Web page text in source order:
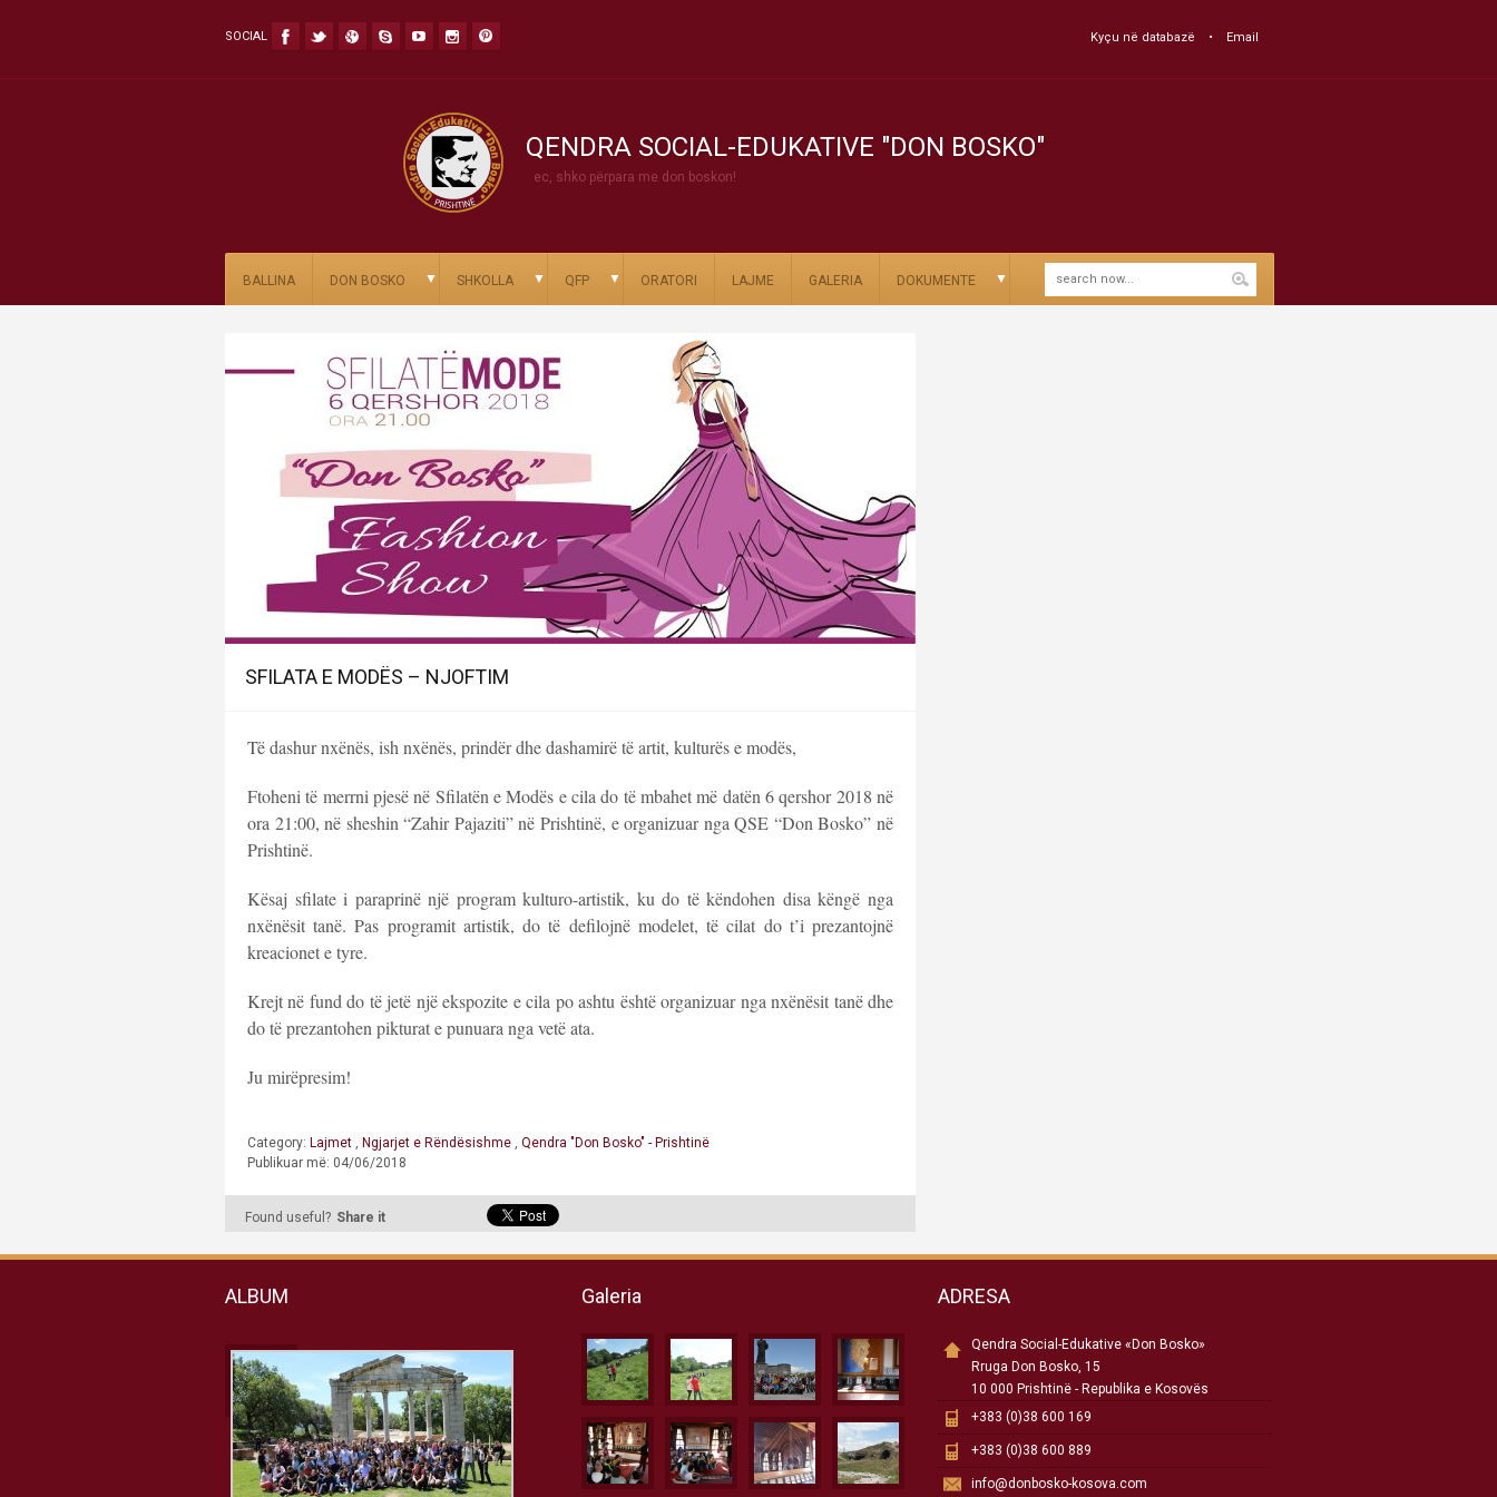
SOCIAL Kyçu në databazë Email
QENDRA SOCIAL-EDUKATIVE "DON BOSKO"
ec, shko përpara me don boskon!
BALLINA DON BOSKO ▼ SHKOLLA ▼ QFP ▼ ORATORI LAJME GALERIA DOKUMENTE ▼
SFILATA E MODËS – NJOFTIM
Të dashur nxënës, ish nxënës, prindër dhe dashamirë të artit, kulturës e modës,
Ftoheni të merrni pjesë në Sfilatën e Modës e cila do të mbahet më datën 6 qershor 2018 në
ora 21:00, në sheshin “Zahir Pajaziti” në Prishtinë, e organizuar nga QSE “Don Bosko” në
Prishtinë.
Kësaj sfilate i paraprinë një program kulturo-artistik, ku do të këndohen disa këngë nga
nxënësit tanë. Pas programit artistik, do të defilojnë modelet, të cilat do t’i prezantojnë
kreacionet e tyre.
Krejt në fund do të jetë një ekspozite e cila po ashtu është organizuar nga nxënësit tanë dhe
do të prezantohen pikturat e punuara nga vetë ata.
Ju mirëpresim!
Category: Lajmet , Ngjarjet e Rëndësishme , Qendra "Don Bosko" - Prishtinë
Publikuar më: 04/06/2018
Found useful? Share it
ALBUM Galeria ADRESA
Qendra Social-Edukative «Don Bosko»
Rruga Don Bosko, 15
10 000 Prishtinë - Republika e Kosovës
+383 (0)38 600 169
+383 (0)38 600 889
info@donbosko-kosova.com